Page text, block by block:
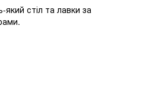
який стіл та лавки за